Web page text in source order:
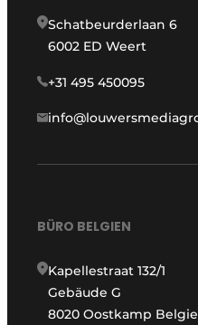
Schatbeurderlaan 6
6002 ED Weert
+31 495 450095
BÜRO BELGIEN
Kapellestraat 132/1
Gebäude G
8020 Oostkamp